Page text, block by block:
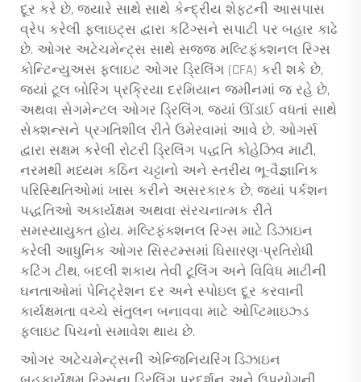
દૂર કરે છે, જ્યારે સાથે સાથે કેન્દ્રીય શેફ્ટની આસપાસ
વ્રેપ કરેલી ફ્લાઇટ્સ દ્વારા કટિંગ્સને સપાટી પર બહાર કાઢે
છે. ઓગર અટેચમેન્ટ્સ સાથે સજ્જ મલ્ટિફંક્શનલ રિગ્સ
કોન્ટિન્યુઅસ ફ્લાઇટ ઓગર ડ્રિલિંગ (CFA) કરી શકે છે,
જ્યાં ટૂલ બોરિંગ પ્રક્રિયા દરમિયાન જમીનમાં જ રહે છે,
અથવા સેગમેન્ટલ ઓગર ડ્રિલિંગ, જ્યાં ઊંડાઈ વધતાં સાથે
સેક્શન્સને પ્રગતિશીલ રીતે ઉમેરવામાં આવે છે. ઓગર્સ
દ્વારા સક્ષમ કરેલી રોટરી ડ્રિલિંગ પદ્ધતિ કોહેઝિવ માટી,
નરમથી મધ્યમ કઠિન ચટ્ટાનો અને સ્તરીય ભૂ-વૈજ્ઞાનિક
પરિસ્થિતિઓમાં ખાસ કરીને અસરકારક છે, જ્યાં પર્કશન
પદ્ધતિઓ અકાર્યક્ષમ અથવા સંરચનાત્મક રીતે
સમસ્યાયુક્ત હોય. મલ્ટિફંક્શનલ રિગ્સ માટે ડિઝાઇન
કરેલી આધુનિક ઓગર સિસ્ટમ્સમાં ઘિસારણ-પ્રતિરોધી
કટિંગ ટીથ, બદલી શકાય તેવી ટૂલિંગ અને વિવિધ માટીની
ઘનતાઓમાં પેનિટ્રેશન દર અને સ્પોઇલ દૂર કરવાની
કાર્યક્ષમતા વચ્ચે સંતુલન બનાવવા માટે ઓપ્ટિમાઇઝ્ડ
ફ્લાઇટ પિચનો સમાવેશ થાય છે.
ઓગર અટેચમેન્ટ્સની એન્જિનિયરિંગ ડિઝાઇન